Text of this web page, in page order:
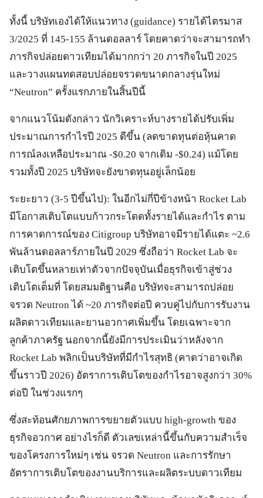
ทั้งนี้ บริษัทเองได้ให้แนวทาง (guidance) รายได้ไตรมาส
3/2025 ที่ 145-155 ล้านดอลลาร์ โดยคาดว่าจะสามารถทำ
ภารกิจปล่อยดาวเทียมได้มากกว่า 20 ภารกิจในปี 2025
และวางแผนทดสอบปล่อยจรวดขนาดกลางรุ่นใหม่
“Neutron” ครั้งแรกภายในสิ้นปีนี้
จากแนวโน้มดังกล่าว นักวิเคราะห์บางรายได้ปรับเพิ่ม
ประมาณการกำไรปี 2025 ดีขึ้น (ลดขาดทุนต่อหุ้นคาด
การณ์ลงเหลือประมาณ -$0.20 จากเดิม -$0.24) แม้โดย
รวมทั้งปี 2025 บริษัทจะยังขาดทุนอยู่เล็กน้อย
ระยะยาว (3-5 ปีขึ้นไป): ในอีกไม่กี่ปีข้างหน้า Rocket Lab
มีโอกาสเติบโตแบบก้าวกระโดดทั้งรายได้และกำไร ตาม
การคาดการณ์ของ Citigroup บริษัทอาจมีรายได้แตะ ~2.6
พันล้านดอลลาร์ภายในปี 2029 ซึ่งถือว่า Rocket Lab จะ
เติบโตขึ้นหลายเท่าตัวจากปัจจุบันเมื่อธุรกิจเข้าสู่ช่วง
เติบโตเต็มที่ โดยสมมติฐานคือ บริษัทจะสามารถปล่อย
จรวด Neutron ได้ ~20 ภารกิจต่อปี ควบคู่ไปกับการรับงาน
ผลิตดาวเทียมและยานอวกาศเพิ่มขึ้น โดยเฉพาะจาก
ลูกค้าภาครัฐ นอกจากนี้ยังมีการประเมินว่าหลังจาก
Rocket Lab พลิกเป็นบริษัทที่มีกำไรสุทธิ (คาดว่าอาจเกิด
ขึ้นราวปี 2026) อัตราการเติบโตของกำไรอาจสูงกว่า 30%
ต่อปี ในช่วงแรกๆ
ซึ่งสะท้อนศักยภาพการขยายตัวแบบ high-growth ของ
ธุรกิจอวกาศ อย่างไรก็ดี ตัวเลขเหล่านี้ขึ้นกับความสำเร็จ
ของโครงการใหม่ๆ เช่น จรวด Neutron และการรักษา
อัตราการเติบโตของงานบริการและผลิตระบบดาวเทียม